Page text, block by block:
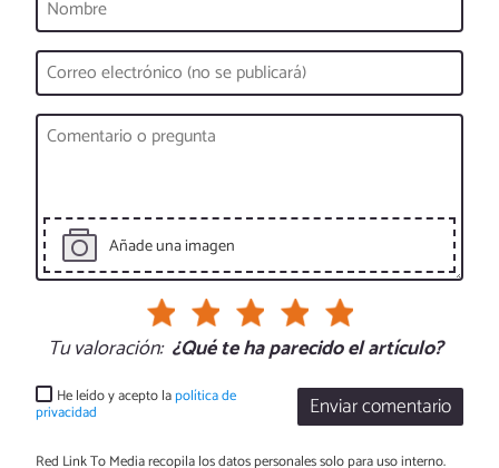
Añade una imagen
Tu valoración: ¿Qué te ha parecido el artículo?
Enviar comentario
He leído y acepto lapolítica de
privacidad
Red Link To Media recopila los datos personales solo para uso interno.